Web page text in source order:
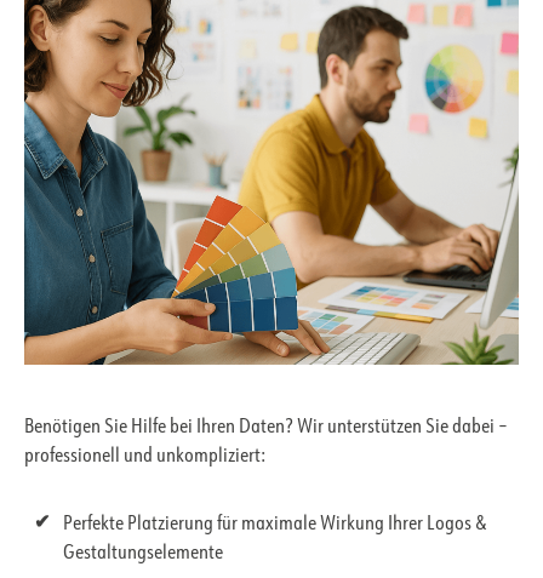
Benötigen Sie Hilfe bei Ihren Daten? Wir unterstützen Sie dabei –
professionell und unkompliziert:
Perfekte Platzierung für maximale Wirkung Ihrer Logos &
Gestaltungselemente